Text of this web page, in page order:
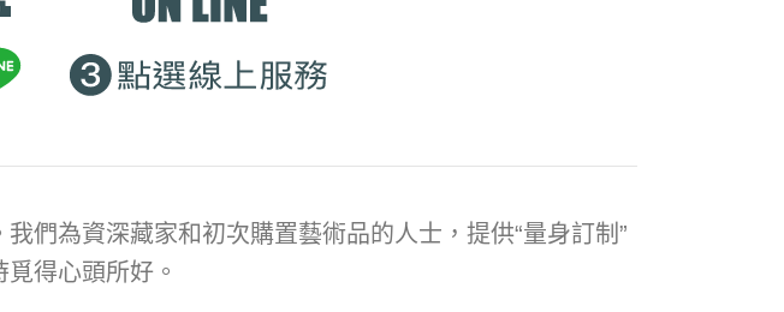
們為資深藏家和初次購置藝術品的人士，提供“量身訂制”
得心頭所好。